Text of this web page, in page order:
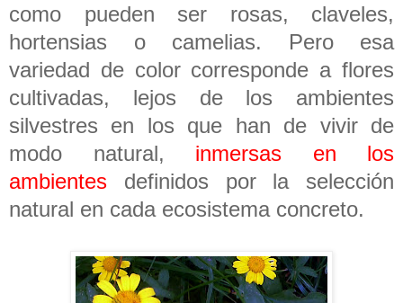
como pueden ser rosas, claveles,
hortensias o camelias. Pero esa
variedad de color corresponde a flores
cultivadas, lejos de los ambientes
silvestres en los que han de vivir de
modo natural, inmersas en los
ambientes definidos por la selección
natural en cada ecosistema concreto.